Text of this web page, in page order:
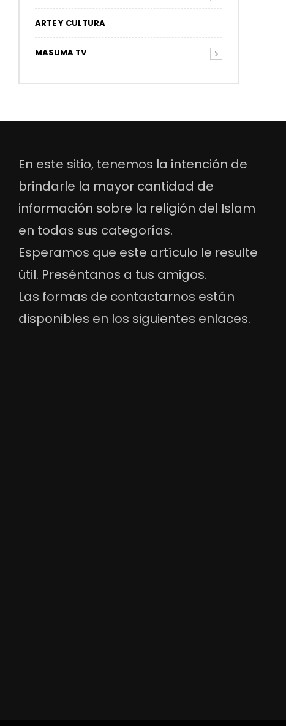
ARTE Y CULTURA
MASUMA TV
En este sitio, tenemos la intención de
brindarle la mayor cantidad de
información sobre la religión del Islam
en todas sus categorías.
Esperamos que este artículo le resulte
útil. Preséntanos a tus amigos.
Las formas de contactarnos están
disponibles en los siguientes enlaces.